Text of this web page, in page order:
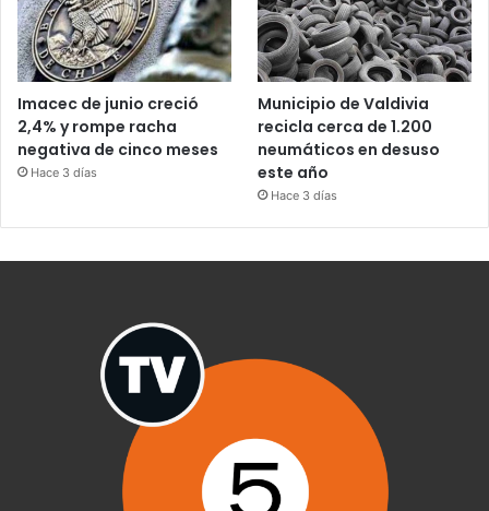
Imacec de junio creció
2,4% y rompe racha
negativa de cinco meses
Hace 3 días
Municipio de Valdivia
recicla cerca de 1.200
neumáticos en desuso
este año
Hace 3 días